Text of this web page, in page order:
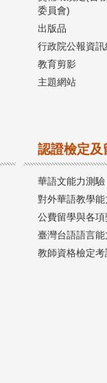
委員會)
出版品
行政院公報資訊
教育剪影
主題網站
認證檢定及
華語文能力測驗
對外華語教學
公費留學與各項
臺灣台語語言
教師資格檢定考